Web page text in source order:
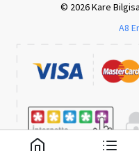
© 2026 Kare
A8